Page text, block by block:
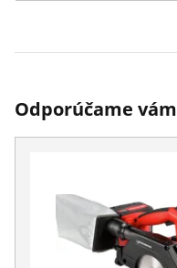
Odporúčame vám